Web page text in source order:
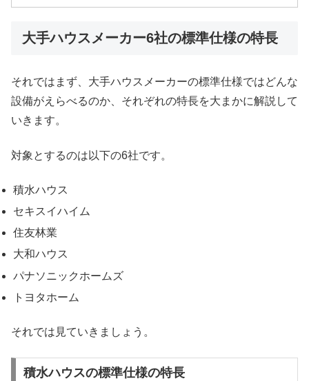
大手ハウスメーカー6社の標準仕様の特長
それではまず、大手ハウスメーカーの標準仕様ではどんな
設備がえらべるのか、それぞれの特長を大まかに解説して
いきます。
対象とするのは以下の6社です。
積水ハウス
セキスイハイム
住友林業
大和ハウス
パナソニックホームズ
トヨタホーム
それでは見ていきましょう。
積水ハウスの標準仕様の特長